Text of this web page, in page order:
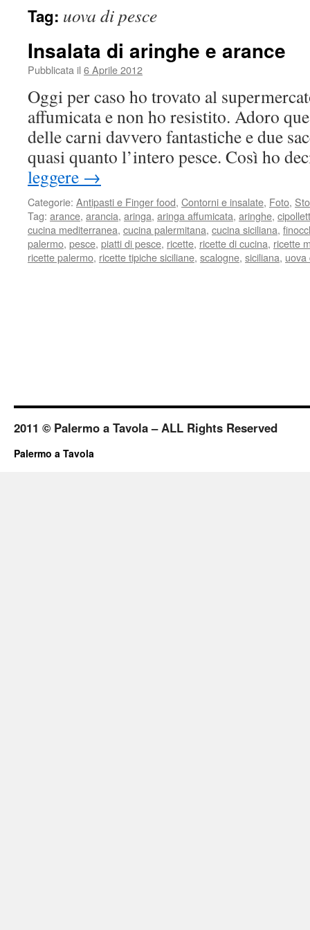
Tag: uova di pesce
Insalata di aringhe e arance
Pubblicata il 6 Aprile 2012
Oggi per caso ho trovato al
affumicata e non ho resistito. Adoro
delle carni davvero fantastiche e due
quasi quanto l’intero pesce. Così ho
leggere →
Categorie: Antipasti e Finger food, Contorni e insalate, Foto,
Tag: arance, arancia, aringa, aringa affumicata, aringhe,
cucina mediterranea, cucina palermitana, cucina siciliana,
palermo, pesce, piatti di pesce, ricette, ricette di cucina, ricette
ricette palermo, ricette tipiche siciliane, scalogne, siciliana, uova
2011 © Palermo a Tavola – ALL Rights Reserved
Palermo a Tavola